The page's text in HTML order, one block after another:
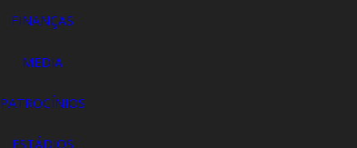
FINANÇAS
MEDIA
PATROCÍNIOS
ESTÁDIOS